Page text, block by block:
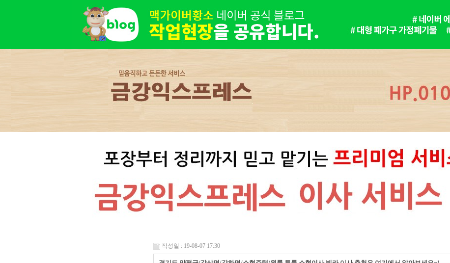
작성일 : 19-08-07 17:30